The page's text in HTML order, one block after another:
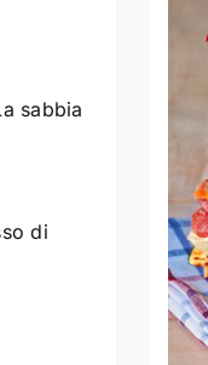
sabbia
di